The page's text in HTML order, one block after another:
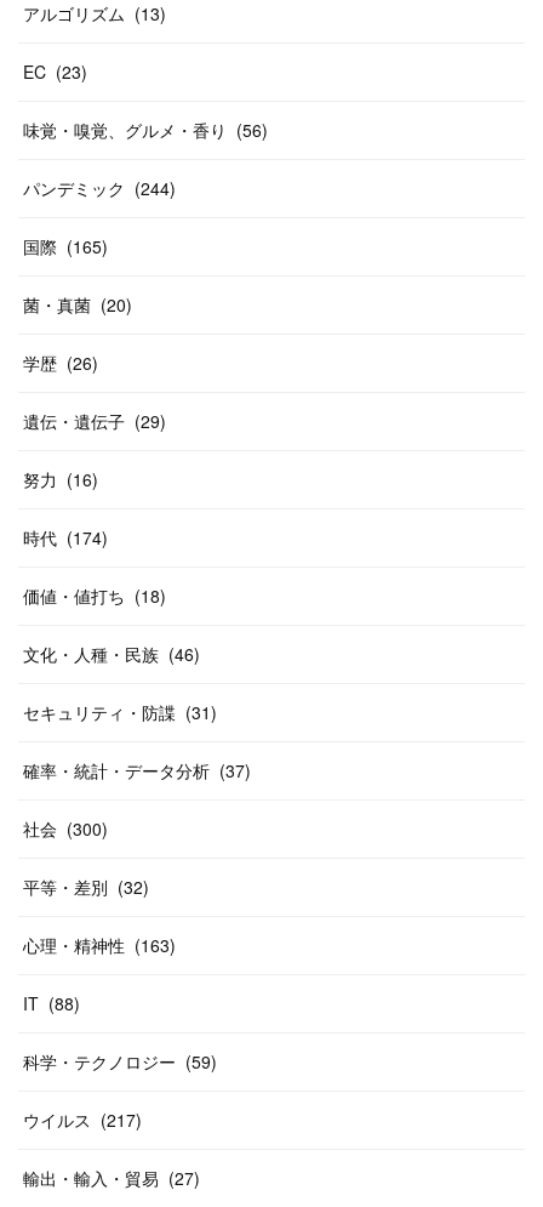
アルゴリズム (13)
EC (23)
味覚・嗅覚、グルメ・香り (56)
パンデミック (244)
国際 (165)
菌・真菌 (20)
学歴 (26)
遺伝・遺伝子 (29)
努力 (16)
時代 (174)
価値・値打ち (18)
文化・人種・民族 (46)
セキュリティ・防諜 (31)
確率・統計・データ分析 (37)
社会 (300)
平等・差別 (32)
心理・精神性 (163)
IT (88)
科学・テクノロジー (59)
ウイルス (217)
輸出・輸入・貿易 (27)